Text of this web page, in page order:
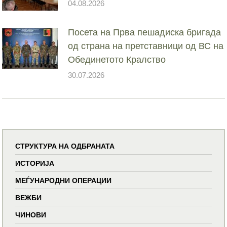
04.08.2026
Посета на Прва пешадиска бригада
од страна на претставници од ВС на
Обединетото Кралство
30.07.2026
СТРУКТУРА НА ОДБРАНАТА
ИСТОРИЈА
МЕЃУНАРОДНИ ОПЕРАЦИИ
ВЕЖБИ
ЧИНОВИ